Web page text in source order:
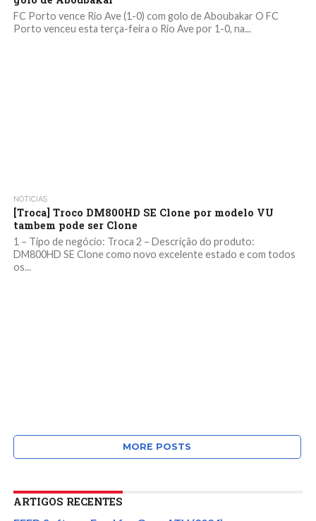
FC Porto vence Rio Ave (1-0) com golo de Aboubakar O FC
Porto venceu esta terça-feira o Rio Ave por 1-0, na...
NOTICIAS
[Troca] Troco DM800HD SE Clone por modelo VU
tambem pode ser Clone
1 – Tipo de negócio: Troca 2 – Descrição do produto:
DM800HD SE Clone como novo excelente estado e com todos
os...
MORE POSTS
ARTIGOS RECENTES